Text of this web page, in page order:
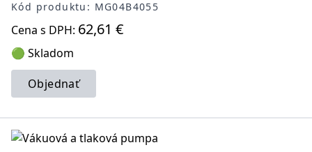
Kód produktu: MG04B4055
Cena s DPH: 62,61 €
🟢 Skladom
Objednať